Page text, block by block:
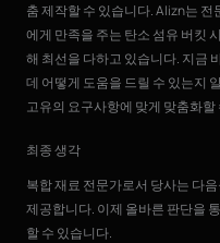
춤 제작할 수 있습니다. Alizn는
에게 만족을 주는 탄소 섬유 버킷
해 최선을 다하고 있습니다. 지금
데 어떻게 도움을 드릴 수 있는지
고유의 요구사항에 맞게 맞춤화할
최종 생각
복합 재료 전문가로서 당사는 다
제공합니다. 이제 올바른 판단을
할 수 있습니다.